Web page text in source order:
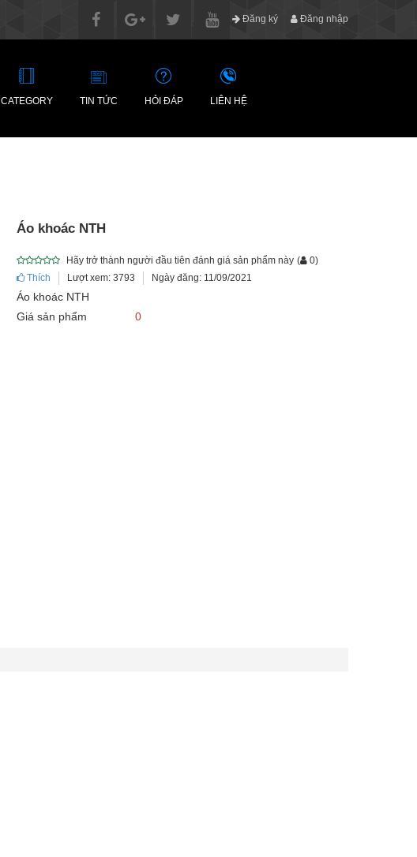
Đăng ký Đăng nhập
CATEGORY TIN TỨC HỎI ĐÁP LIÊN HỆ
Áo khoác NTH
Hãy trở thành người đầu tiên đánh giá sản phẩm này ( 0)
Thích
Lượt xem: 3793 Ngày đăng: 11/09/2021
Áo khoác NTH
Giá sản phẩm
0